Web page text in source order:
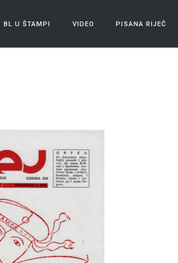
BL U ŠTAMPI VIDEO PISANA RIJEČ